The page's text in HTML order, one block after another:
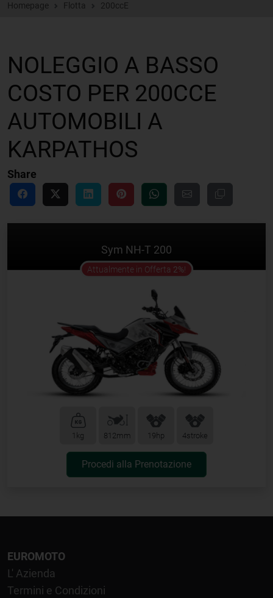
Homepage Flotta 200ccE
NOLEGGIO A BASSO
COSTO PER 200CCE
AUTOMOBILI A
KARPATHOS
Share
Sym NH-T 200
Attualmente in Offerta 2%! offer
1kg 812mm 19hp 4stroke
Procedi alla Prenotazione
EUROMOTO
L' Azienda
Termini e Condizioni